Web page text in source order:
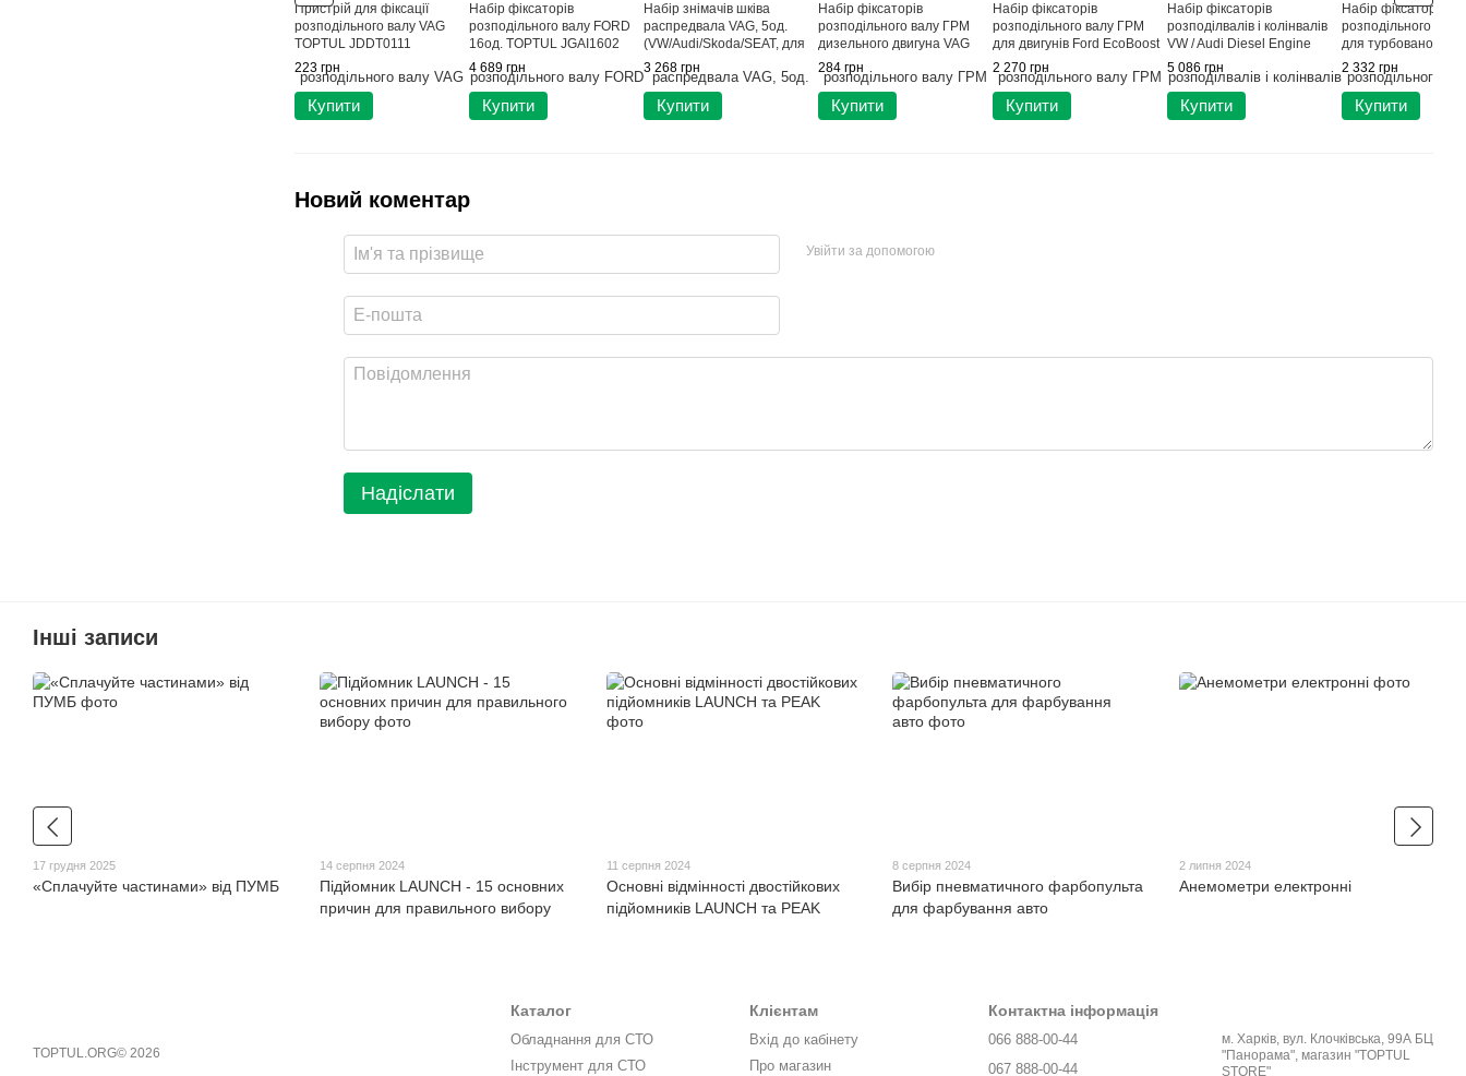
Пристрій для фіксації
розподільного валу VAG
TOPTUL JDDT0111
223 грн
Купити
Набір фіксаторів
розподільного валу FORD
16од. TOPTUL JGAI1602
4 689 грн
Купити
Набір знімачів шківа
распредвала VAG, 5од.
(VW/Audi/Skoda/SEAT, для
5/6-променевих шківів)
TOPTUL JGAI0505
3 268 грн
Купити
Набір фіксаторів
розподільного валу ГРМ
дизельного двигуна VAG
1.2, 1.4, 1.6, 1.9, 2.0 TDI PD
G.I.KRAFT GI-01-0001
284 грн
Купити
Набір фіксаторів
розподільного валу ГРМ
для двигунів Ford EcoBoost
1.0 G.I.KRAFT GI-01-0005
2 270 грн
Купити
Набір фіксаторів
розподілвалів і колінвалів
VW / Audi Diesel Engine
12од.
5 086 грн
Купити
Набір фіксаторів
розподільного
для турбованого
Ford 1.0 G.I.KRAFT
0004
2 332 грн
Купити
Новий коментар
Увійти за допомогою
Надіслати
Інші записи
17 грудня 2025
«Сплачуйте частинами» від ПУМБ
14 серпня 2024
Підйомник LAUNCH - 15 основних
причин для правильного вибору
11 серпня 2024
Основні відмінності двостійкових
підйомників LAUNCH та PEAK
8 серпня 2024
Вибір пневматичного фарбопульта
для фарбування авто
2 липня 2024
Анемометри електронні
TOPTUL.ORG© 2026
Каталог
Обладнання для СТО
Інструмент для СТО
Клієнтам
Вхід до кабінету
Про магазин
Контактна інформація
066 888-00-44
067 888-00-44
м. Харків, вул. Клочківська, 99А БЦ
"Панорама", магазин "TOPTUL
STORE"